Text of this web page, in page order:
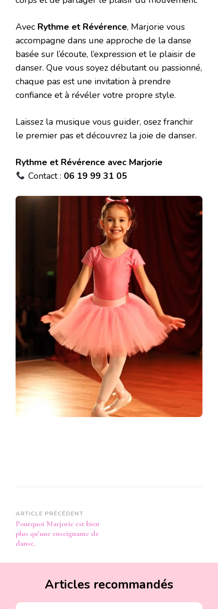
Avec Rythme et Révérence, Marjorie vous
accompagne dans une approche de la danse
basée sur l’écoute, l’expression et le plaisir de
danser. Que vous soyez débutant ou passionné,
chaque pas est une invitation à prendre
confiance et à révéler votre propre style.
Laissez la musique vous guider, osez franchir
le premier pas et découvrez la joie de danser.
Rythme et Révérence avec Marjorie
Contact : 06 19 99 31 05
Navigation
d’article
ARTICLE PRÉCÉDENT
Pourquoi Marjorie est bien
plus qu’une enseignante de
danse.
Articles recommandés